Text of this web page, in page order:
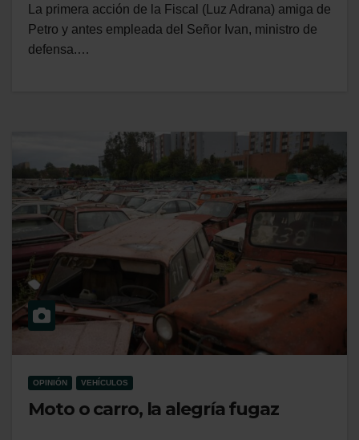
La primera acción de la Fiscal (Luz Adrana) amiga de
Petro y antes empleada del Señor Ivan, ministro de
defensa.…
OPINIÓN VEHÍCULOS
Moto o carro, la alegría fugaz